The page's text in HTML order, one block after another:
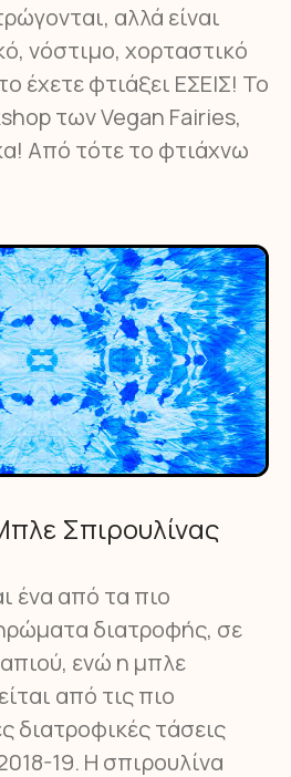
αλλά είναι
νόστιμο, χορταστικό
έχετε φτιάξει ΕΣΕΙΣ! Το
των Vegan Fairies,
Από τότε το φτιάχνω
Σπιρουλίνας
ένα από τα πιο
διατροφής, σε
ενώ η μπλε
από τις πιο
διατροφικές τάσεις
19. Η σπιρουλίνα